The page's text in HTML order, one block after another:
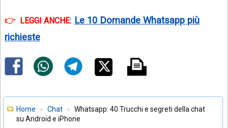
LEGGI ANCHE: Le 10 Domande Whatsapp più
richieste
Home Chat
Whatsapp: 40 Trucchi e segreti della chat
su Android e iPhone